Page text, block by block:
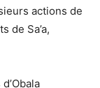
actions de
de Sa’a,